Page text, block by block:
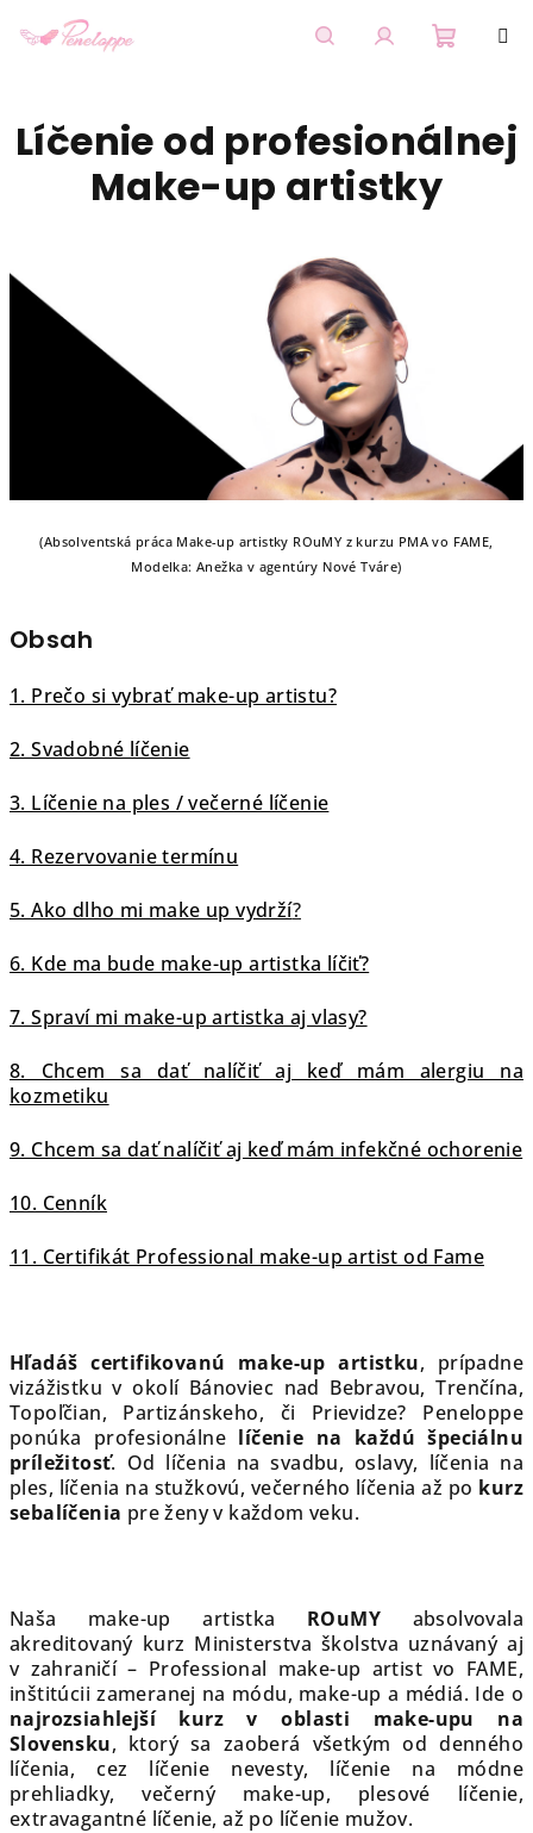
košík
Líčenie od profesionálnej
Make-up artistky
(Absolventská práca Make-up artistky ROuMY z kurzu PMA vo FAME,
Modelka: Anežka v agentúry Nové Tváre)
Obsah
1. Prečo si vybrať make-up artistu?
2. Svadobné líčenie
3. Líčenie na ples / večerné líčenie
4. Rezervovanie termínu
5. Ako dlho mi make up vydrží?
6. Kde ma bude make-up artistka líčiť?
7. Spraví mi make-up artistka aj vlasy?
8. Chcem sa dať nalíčiť aj keď mám alergiu na
kozmetiku
9. Chcem sa dať nalíčiť aj keď mám infekčné ochorenie
10. Cenník
11. Certifikát Professional make-up artist od Fame
Hľadáš certifikovanú make-up artistku, prípadne
vizážistku v okolí Bánoviec nad Bebravou, Trenčína,
Topoľčian, Partizánskeho, či Prievidze? Peneloppe
ponúka profesionálne líčenie na každú špeciálnu
príležitosť. Od líčenia na svadbu, oslavy, líčenia na
ples, líčenia na stužkovú, večerného líčenia až po kurz
sebalíčenia pre ženy v každom veku.
Naša make-up artistka ROuMY absolvovala
akreditovaný kurz Ministerstva školstva uznávaný aj
v zahraničí – Professional make-up artist vo FAME,
inštitúcii zameranej na módu, make-up a médiá. Ide o
najrozsiahlejší kurz v oblasti make-upu na
Slovensku, ktorý sa zaoberá všetkým od denného
líčenia, cez líčenie nevesty, líčenie na módne
prehliadky, večerný make-up, plesové líčenie,
extravagantné líčenie, až po líčenie mužov.